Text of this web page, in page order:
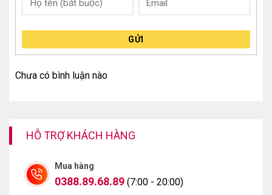
GỬI
Chưa có bình luận nào
HỖ TRỢ KHÁCH HÀNG
Mua hàng
0388.89.68.89 (7:00 - 20:00)